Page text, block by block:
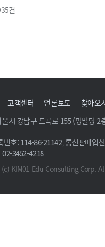
건
고객센터 언론보도 찾아오
시 강남구 도곡로 155 (명빌딩
번호: 114-86-21142, 통신판매업
02-3452-4218
KIM01 Edu Consulting Corp.